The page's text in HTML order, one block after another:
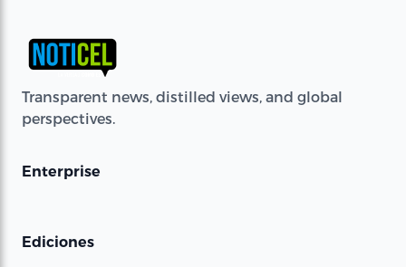
Transparent news, distilled views, and global
perspectives.
Enterprise
Ediciones